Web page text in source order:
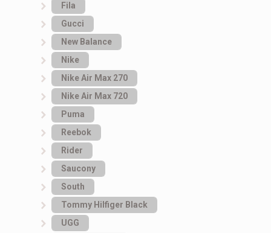
Fila
Gucci
New Balance
Nike
Nike Air Max 270
Nike Air Max 720
Puma
Reebok
Rider
Saucony
South
Tommy Hilfiger Black
UGG